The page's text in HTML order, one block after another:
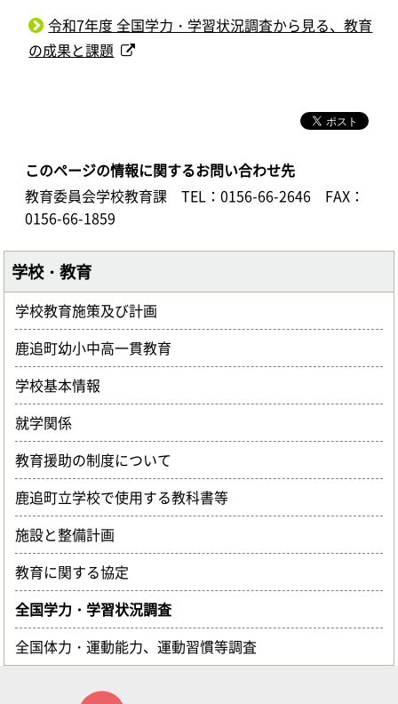
令和7年度 全国学力・学習状況調査から見る、教育
の成果と課題
このページの情報に関するお問い合わせ先
教育委員会学校教育課
TEL：0156-66-2646
FAX：
0156-66-1859
学校・教育
学校教育施策及び計画
鹿追町幼小中高一貫教育
学校基本情報
就学関係
教育援助の制度について
鹿追町立学校で使用する教科書等
施設と整備計画
教育に関する協定
全国学力・学習状況調査
全国体力・運動能力、運動習慣等調査